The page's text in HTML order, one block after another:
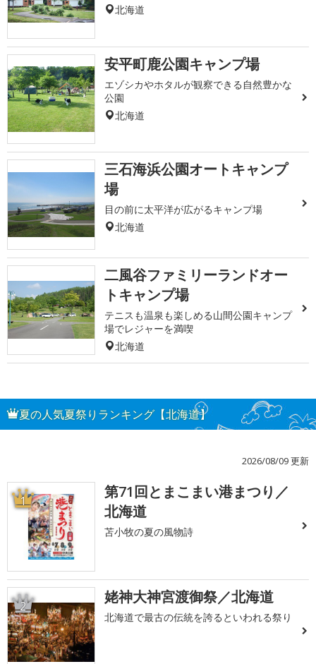
北海道
安平町鹿公園キャンプ場
エゾシカやホタルが観察できる自然豊かな
公園
北海道
三石海浜公園オートキャンプ
場
目の前に太平洋が広がるキャンプ場
北海道
二風谷ファミリーランドオー
トキャンプ場
テニスも温泉も楽しめる山間公園キャンプ
場でレジャーを満喫
北海道
夏の人気夏祭りランキング【北海道】
2026/08/09 更新
1
第71回とまこまい港まつり／
北海道
苫小牧の夏の風物詩
2 姥神大神宮渡御祭／北海道
北海道で最古の伝統を誇るといわれる祭り